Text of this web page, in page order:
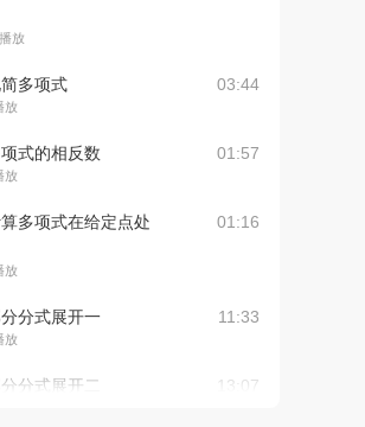
放
多项式
放
03:44
式的相反数
放
01:57
多项式在给定点处
放
01:16
分式展开一
放
11:33
分式展开二 13:07